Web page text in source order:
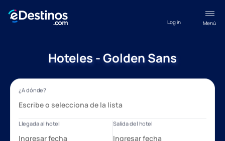
Menú
Log in
Hoteles - Golden Sans